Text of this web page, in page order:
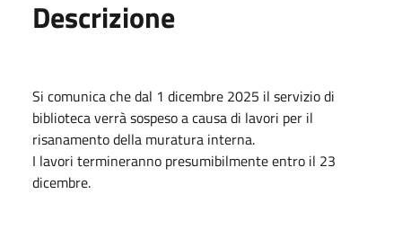
Descrizione
Si comunica che dal 1 dicembre 2025 il servizio di
biblioteca verrà sospeso a causa di lavori per il
risanamento della muratura interna.
I lavori termineranno presumibilmente entro il 23
dicembre.